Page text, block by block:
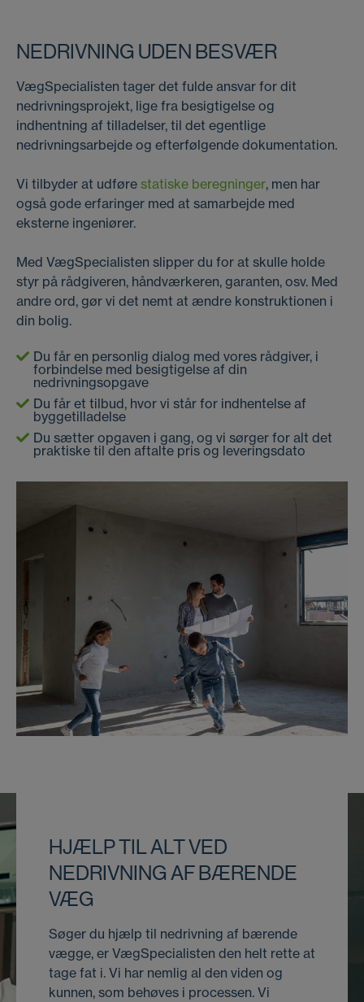
NEDRIVNING UDEN BESVÆR
VægSpecialisten tager det fulde ansvar for dit
nedrivningsprojekt, lige fra besigtigelse og
indhentning af tilladelser, til det egentlige
nedrivningsarbejde og efterfølgende dokumentation.
Vi tilbyder at udføre statiske beregninger, men har
også gode erfaringer med at samarbejde med
eksterne ingeniører.
Med VægSpecialisten slipper du for at skulle holde
styr på rådgiveren, håndværkeren, garanten, osv. Med
andre ord, gør vi det nemt at ændre konstruktionen i
din bolig.
Du får en personlig dialog med vores rådgiver, i
forbindelse med besigtigelse af din
nedrivningsopgave
Du får et tilbud, hvor vi står for indhentelse af
byggetilladelse
Du sætter opgaven i gang, og vi sørger for alt det
praktiske til den aftalte pris og leveringsdato
HJÆLP TIL ALT VED
NEDRIVNING AF BÆRENDE
VÆG
Søger du hjælp til nedrivning af bærende
vægge, er VægSpecialisten den helt rette at
tage fat i. Vi har nemlig al den viden og
kunnen, som behøves i processen. Vi